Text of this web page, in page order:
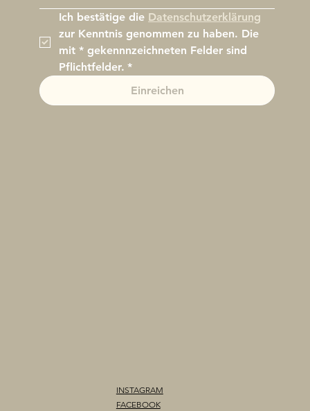
Ich bestätige die Datenschutzerklärung
zur Kenntnis genommen zu haben. Die
mit * gekennnzeichneten Felder sind
Pflichtfelder. *
Einreichen
INSTAGRAM
FACEBOOK